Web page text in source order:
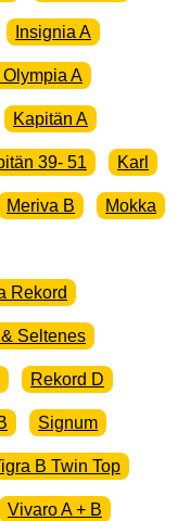
Insignia A
Olympia A
Kapitän A
39- 51 Karl
Meriva B Mokka
Rekord
Seltenes
Rekord D
Signum
B Twin Top
Vivaro A + B